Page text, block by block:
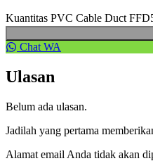
Kuantitas PVC Cable Duct
Chat WA
Ulasan
Belum ada ulasan.
Jadilah yang pertama
Alamat email Anda tidak akan